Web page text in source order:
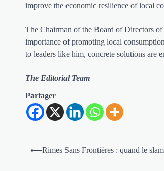
improve the economic resilience of local
The Chairman of the Board of Directors
importance of promoting local
to leaders like him, concrete solutions are
The Editorial Team
Partager
Navigation
⟵Rimes Sans Frontières : quand le